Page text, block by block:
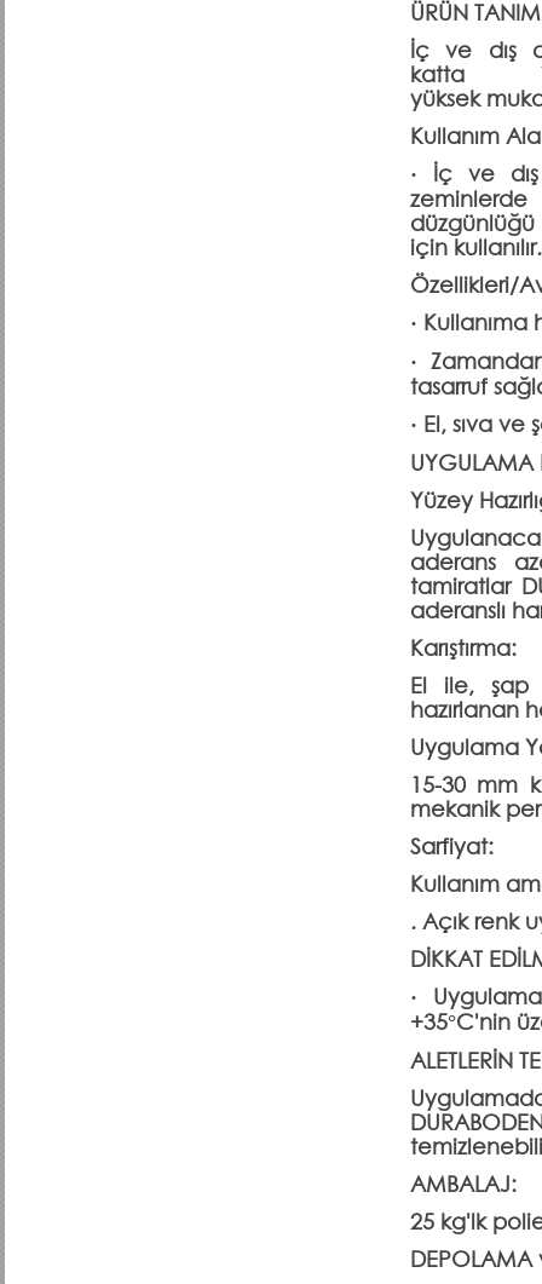
ÜRÜN
İç ve dış
katta 1
yüksek
Kullanım
· İç ve
için kullanılır.
Özellikleri/
· Kullanıma
·
tasarruf
· El, sıva
UYGULAMA
Yüzey
aderans
tamiratlar
aderanslı
Karıştırma:
El ile, şap
hazırlanan
Uygulama
15-30 mm
mekanik
Sarfiyat:
Kullanım
. Açık renk
DİKKAT
·
+35°C'nin
ALETLERİN
AMBALAJ:
25 kg'lk
DEPOLAMA